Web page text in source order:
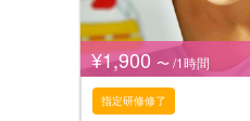
¥1,900 〜 /1時間
指定研修修了